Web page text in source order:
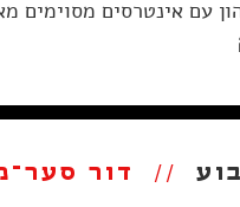
עם אינטרסים מסוימים
// דור